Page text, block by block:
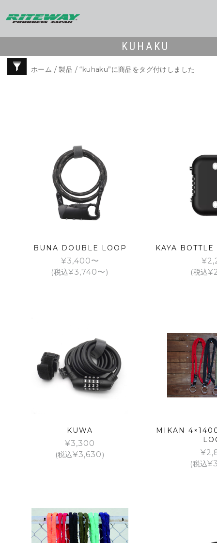
KUHAKU
ホーム /製品 / “kuhaku”に商品をタグ付けしました
BUNA DOUBLE LOOP
¥3,400
(税込¥3,740 )
KAYA
¥
(税込¥
KUWA
¥3,300
(税込¥3,630)
MIKAN
¥
(税込¥